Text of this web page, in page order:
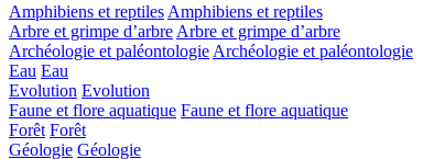
Amphibiens et reptiles Amphibiens et reptiles
Arbre et grimpe d’arbre Arbre et grimpe d’arbre
Archéologie et paléontologie Archéologie et paléontologie
Eau Eau
Evolution Evolution
Faune et flore aquatique Faune et flore aquatique
Forêt Forêt
Géologie Géologie